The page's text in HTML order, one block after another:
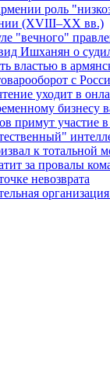
роль
(XVIII–XX вв.)
"вечного"
Ишханян о
властью в
с
уходит в
бизнесу
примут участие
к тотальной
за провалы
невозврата